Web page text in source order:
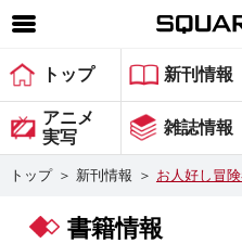
SQUARE ENIX 公式サ
ゲーム
マガジン＆ブックス
グッズ
トップ 新刊情報
アニメ
実写
雑誌情報
トップ ＞ 新刊情報 ＞ お人好し冒
書籍情報